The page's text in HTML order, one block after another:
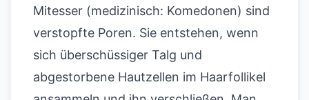
Mitesser (medizinisch: Komedonen) sind
verstopfte Poren. Sie entstehen, wenn
sich überschüssiger Talg und
abgestorbene Hautzellen im Haarfollikel